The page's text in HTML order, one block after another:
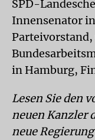
SPD-
Innensenator
in Hamburg,
Lesen Sie den
neuen Kanzler
neue